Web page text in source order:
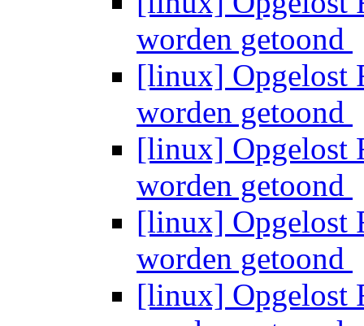
worden getoond
[linux] Opgelost
worden getoond
[linux] Opgelost
worden getoond
[linux] Opgelost
worden getoond
[linux] Opgelost